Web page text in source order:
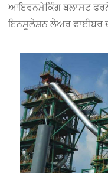
ਆਇਰਨਮੇਕਿੰਗ ਬਲਾਸਟ
ਇਨਸੂਲੇਸ਼ਨ ਲੇਅਰ ਫਾਈਬਰ